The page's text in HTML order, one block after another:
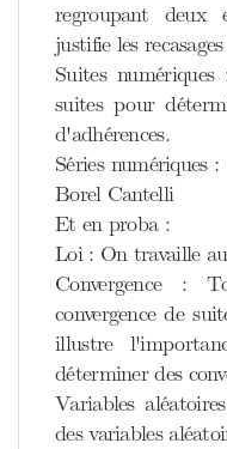
regroupant deux
justifie les
Suites
suites pour
d'adhérences.
Séries numériques
Borel Cantelli
Et en proba :
Loi : On travaille
Convergence :
convergence de
illustre
déterminer des
Variables
des variables